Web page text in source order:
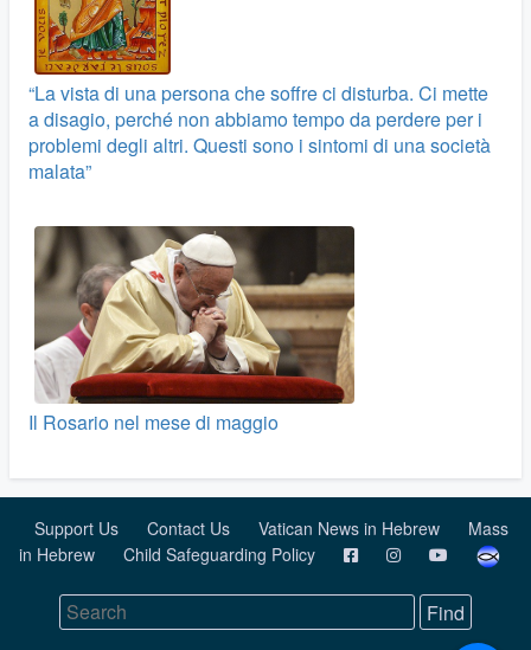
“La vista di una persona che soffre ci disturba. Ci mette
a disagio, perché non abbiamo tempo da perdere per i
problemi degli altri. Questi sono i sintomi di una società
malata”
Il Rosario nel mese di maggio
Support Us Contact Us Vatican News in Hebrew
Mass
in Hebrew
Child Safeguarding Policy